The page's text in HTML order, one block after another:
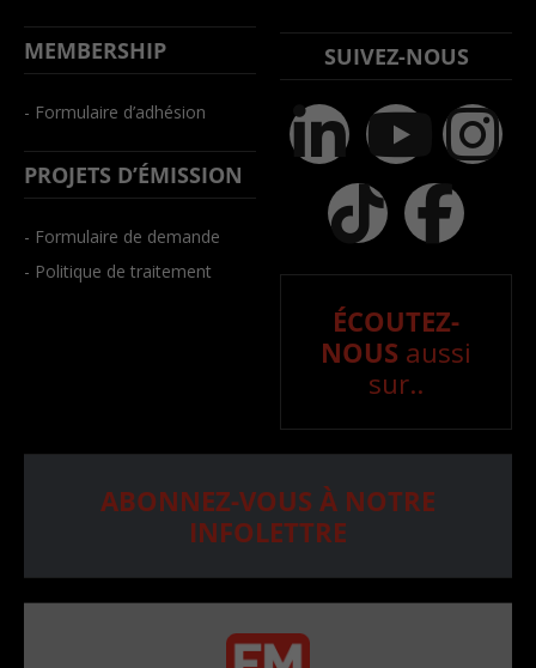
MEMBERSHIP
- Formulaire d’adhésion
PROJETS D’ÉMISSION
- Formulaire de demande
- Politique de traitement
SUIVEZ-NOUS
ÉCOUTEZ-
NOUS aussi
sur..
ABONNEZ-VOUS À NOTRE
INFOLETTRE